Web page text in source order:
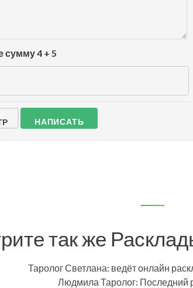
сумму 4 + 5
так же
Таролог Светлана: ведёт онлайн
Людмила Таролог: Последний